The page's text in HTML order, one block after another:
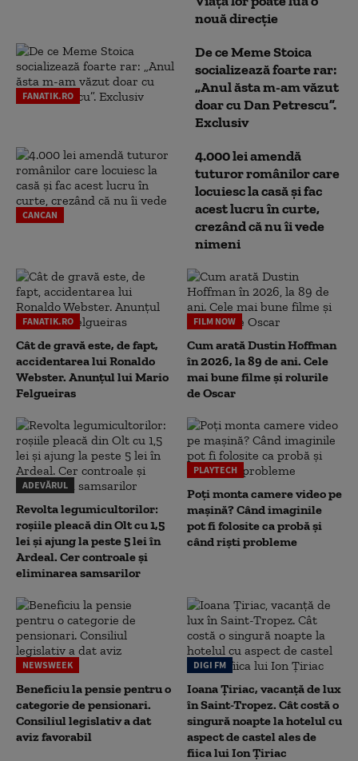
nouă direcție
FANATIK.RO
De ce Meme Stoica
socializează foarte rar:
„Anul ăsta m-am văzut
doar cu Dan Petrescu”.
Exclusiv
CANCAN
4.000 lei amendă
tuturor românilor care
locuiesc la casă și fac
acest lucru în curte,
crezând că nu îi vede
nimeni
FANATIK.RO
Cât de gravă este, de fapt,
accidentarea lui Ronaldo
Webster. Anunțul lui Mario
Felgueiras
FILM NOW
Cum arată Dustin Hoffman
în 2026, la 89 de ani. Cele
mai bune filme și rolurile
de Oscar
ADEVĂRUL
Revolta legumicultorilor:
roșiile pleacă din Olt cu 1,5
lei și ajung la peste 5 lei în
Ardeal. Cer controale și
eliminarea samsarilor
PLAYTECH
Poți monta camere video pe
mașină? Când imaginile
pot fi folosite ca probă și
când riști probleme
NEWSWEEK
Beneficiu la pensie pentru o
categorie de pensionari.
Consiliul legislativ a dat
aviz favorabil
DIGI FM
Ioana Țiriac, vacanță de lux
în Saint-Tropez. Cât costă o
singură noapte la hotelul cu
aspect de castel ales de
fiica lui Ion Țiriac